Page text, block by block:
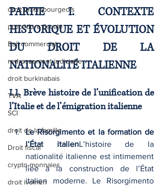
droit luxembourgeois
procédure fiscale
Bail commercial
redressement judiciaire
droit burkinabais
TVA
SCI
droit de la famille
Droit fiscal
crypto-monnaies
droit ivoirien
PARTIE I. CONTEXTE
HISTORIQUE ET ÉVOLUTION
DU DROIT DE LA
NATIONALITÉ ITALIENNE
I.1. Brève histoire de l’unification de
l’Italie et de l’émigration italienne
Le Risorgimento et la formation de
l’État italienL’histoire de la
nationalité italienne est intimement
liée à la construction de l’État
italien moderne. Le Risorgimento